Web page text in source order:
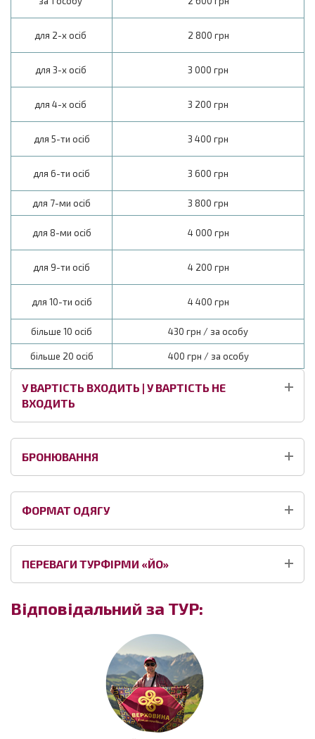
для 2-х осіб 2 800 грн
для 3-х осіб 3 000 грн
для 4-х осіб 3 200 грн
для 5-ти осіб 3 400 грн
для 6-ти осіб 3 600 грн
для 7-ми осіб 3 800 грн
для 8-ми осіб 4 000 грн
для 9-ти осіб 4 200 грн
для 10-ти осіб 4 400 грн
більше 10 осіб 430 грн / за особу
більше 20 осіб 400 грн / за особу
У ВАРТІСТЬ ВХОДИТЬ | У ВАРТІСТЬ НЕ
ВХОДИТЬ
БРОНЮВАННЯ
ФОРМАТ ОДЯГУ
ПЕРЕВАГИ ТУРФІРМИ «ЙО»
Відповідальний за ТУР: